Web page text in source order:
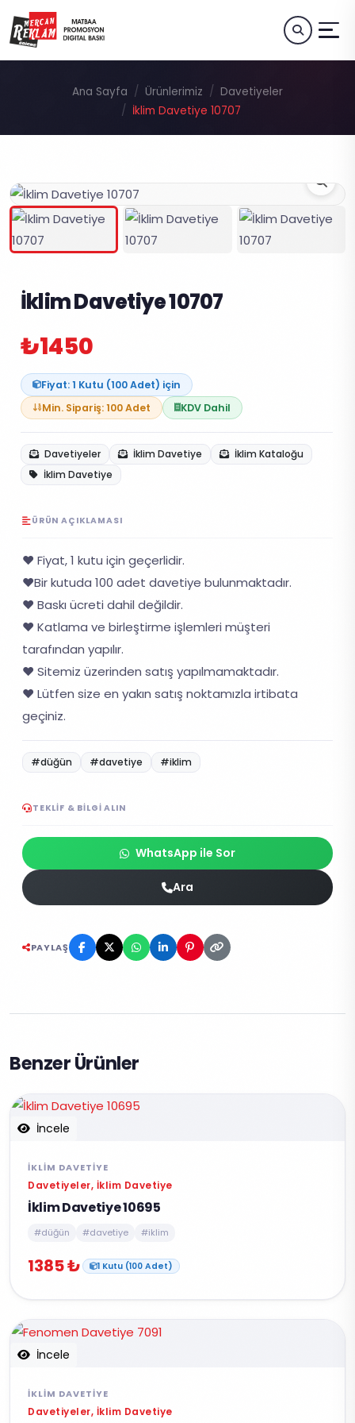
Ana Sayfa Ürünlerimiz
Davetiyeler
İklim Davetiye 10707
İklim Davetiye 10707
₺1450
Fiyat: 1 Kutu (100 Adet) için
Min. Sipariş: 100 Adet
KDV Dahil
Davetiyeler İklim Davetiye
İklim Kataloğu
İklim Davetiye
ÜRÜN AÇIKLAMASI
❤️ Fiyat, 1 kutu için geçerlidir.
❤️Bir kutuda 100 adet davetiye bulunmaktadır.
❤️ Baskı ücreti dahil değildir.
❤️ Katlama ve birleştirme işlemleri müşteri
tarafından yapılır.
❤️ Sitemiz üzerinden satış yapılmamaktadır.
❤️ Lütfen size en yakın satış noktamızla irtibata
geçiniz.
#düğün #davetiye #iklim
TEKLIF & BILGI ALIN
WhatsApp ile Sor
Ara
PAYLAŞ
Benzer Ürünler
İncele
İKLIM DAVETIYE
Davetiyeler, İklim Davetiye
İklim Davetiye 10695
#düğün #davetiye #iklim
1385 ₺ 1 Kutu (100 Adet)
İncele
İKLIM DAVETIYE
Davetiyeler, İklim Davetiye